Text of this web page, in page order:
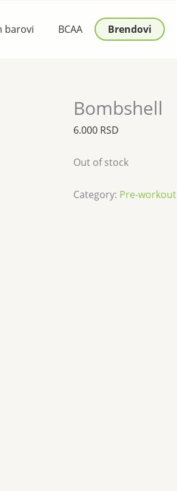
barovi BCAA Brendovi
Bombshell
6.000 RSD
Out of stock
Category: Pre-workout